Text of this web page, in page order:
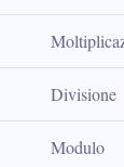
Divisione
Modulo